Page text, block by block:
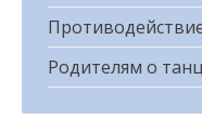
Родителям о